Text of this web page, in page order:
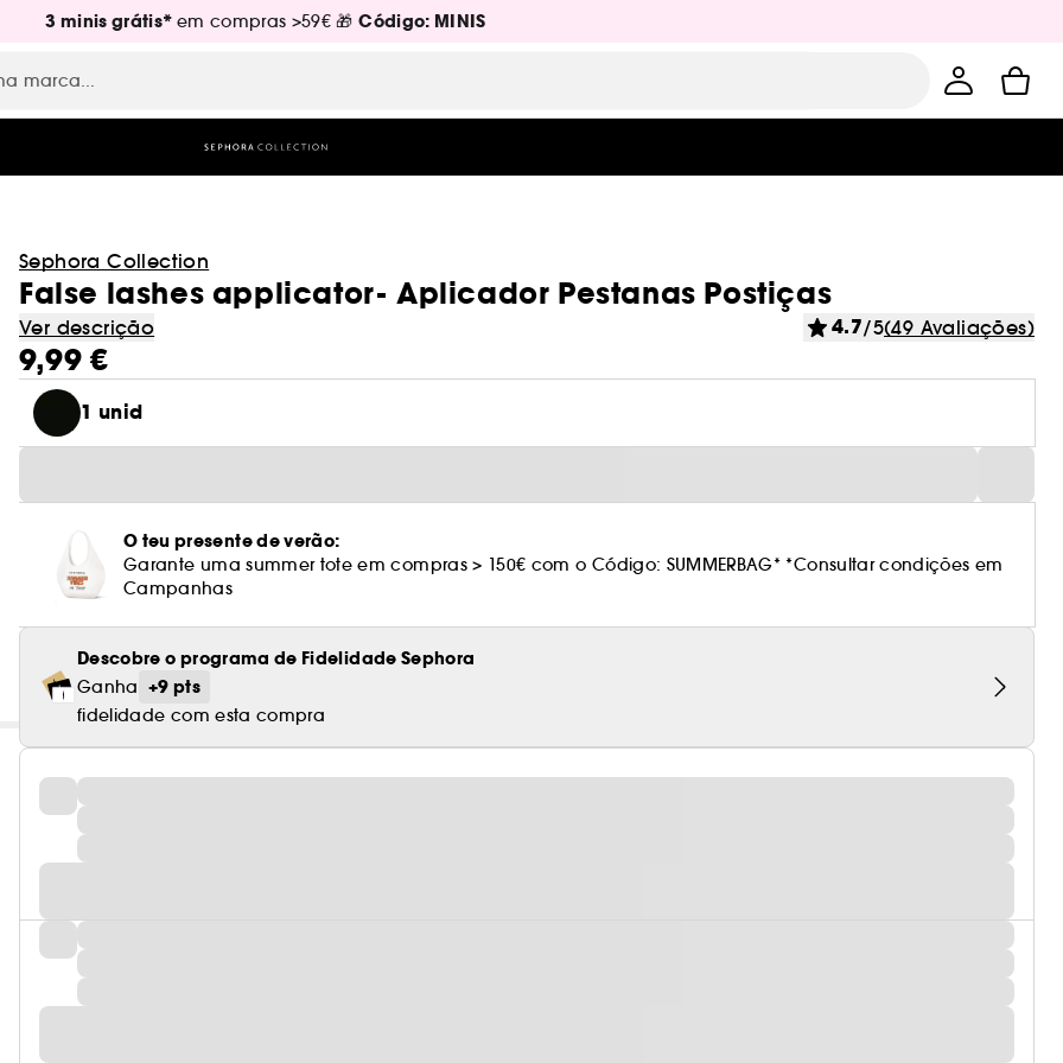
3 minis grátis* em compras >59€ 🎁Código: MINIS
Sephora Collection
False lashes applicator- Aplicador Pestanas Postiças
Ver descrição 4.7/5(49 Avaliações)
9,99 €
1 unid
O teu presente de verão:
Garante uma summer tote em compras > 150€ com o Código: SUMMERBAG* *Consultar condições em
Campanhas
Descobre o programa de Fidelidade Sephora
Ganha +9 pts
fidelidade com esta compra